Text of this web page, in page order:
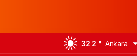
32.2 ° Ankara